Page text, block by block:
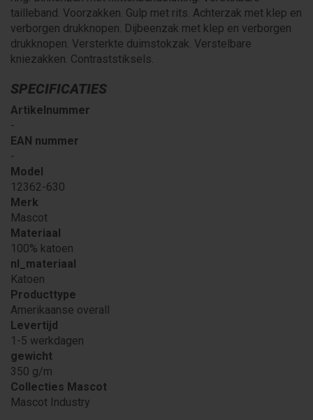
tailleband. Voorzakken. Gulp met rits. Achterzak met klep en
verborgen drukknopen. Dijbeenzak met klep en verborgen
drukknopen. Versterkte duimstokzak. Verstelbare
kniezakken. Contraststiksels.
SPECIFICATIES
Artikelnummer
-
EAN nummer
-
Model
12362-630
Merk
Mascot
Materiaal
100% katoen
nl_materiaal
Katoen
Producttype
Amerikaanse overall
Levertijd
1-5 werkdagen
gewicht
350 g/m
Collecties Mascot
Mascot Industry